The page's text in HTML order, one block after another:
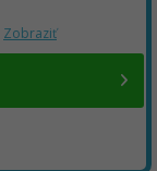
Zobraziť